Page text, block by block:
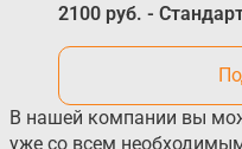
2100 руб. -
В нашей компании вы
уже со всем